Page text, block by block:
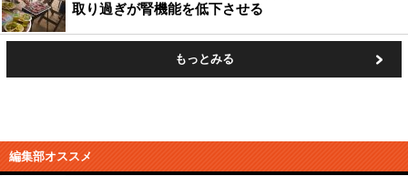
取り過ぎが腎機能を低下させる
もっとみる
編集部オススメ